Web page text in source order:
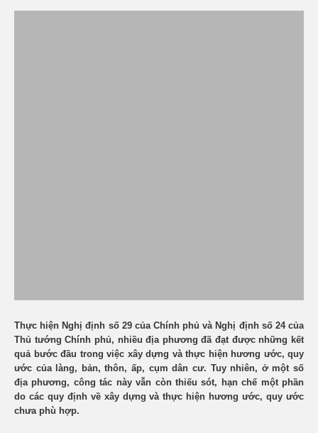
Thực hiện Nghị định số 29 của Chính phủ và Nghị định số 24 của
Thủ tướng Chính phủ, nhiều địa phương đã đạt được những kết
quả bước đầu trong việc xây dựng và thực hiện hương ước, quy
ước của làng, bản, thôn, ấp, cụm dân cư. Tuy nhiên, ở một số
địa phương, công tác này vẫn còn thiếu sót, hạn chế một phần
do các quy định về xây dựng và thực hiện hương ước, quy ước
chưa phù hợp.